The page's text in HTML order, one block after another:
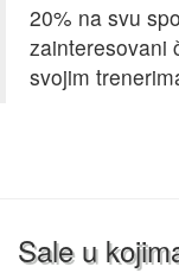
20% na svu
zainteresovani
svojim
Sale u